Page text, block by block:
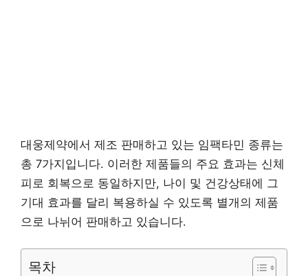
대웅제약에서 제조 판매하고 있는 임팩타민 종류는
총 7가지입니다. 이러한 제품들의 주요 효과는 신체
피로 회복으로 동일하지만, 나이 및 건강상태에 그
기대 효과를 달리 복용하실 수 있도록 별개의 제품
으로 나뉘어 판매하고 있습니다.
목차